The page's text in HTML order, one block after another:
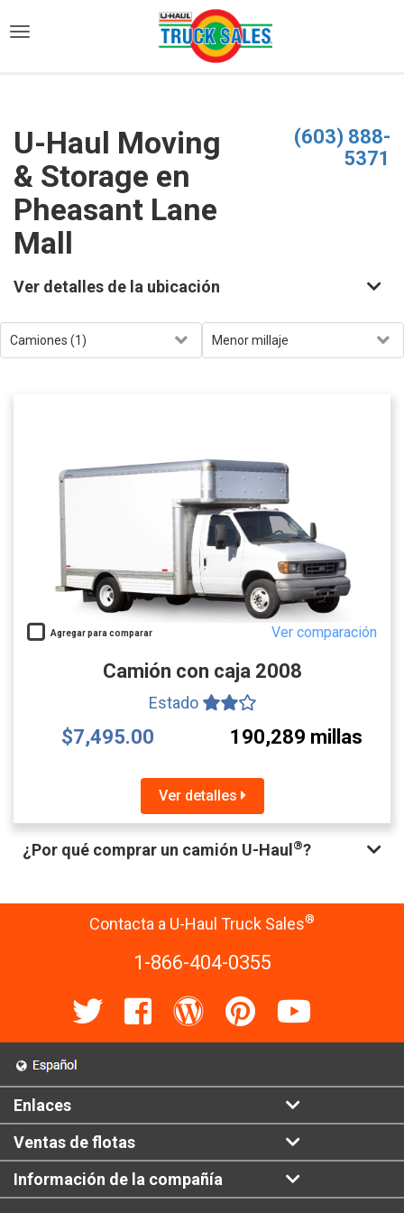
U-Haul Moving
& Storage en
Pheasant Lane
Mall
(603) 888-
5371
Ver detalles de la ubicación
Agregar para comparar Ver comparación
Camión con caja 2008
Estado
$7,495.00 190,289 millas
Ver detalles
¿Por qué comprar un camión U-Haul ®?
Contacta a U-Haul Truck Sales®
1-866-404-0355
Enlaces
Ventas de flotas
Información de la compañía